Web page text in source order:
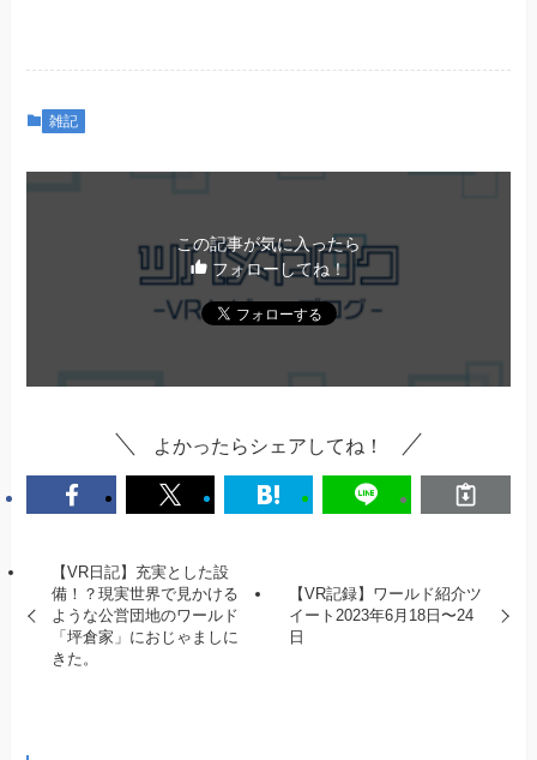
雑記
この記事が気に入ったら
フォローしてね！
よかったらシェアしてね！
【VR日記】充実とした設
備！？現実世界で見かける
ような公営団地のワールド
「坪倉家」におじゃましに
きた。
【VR記録】ワールド紹介ツ
イート2023年6月18日〜24
日